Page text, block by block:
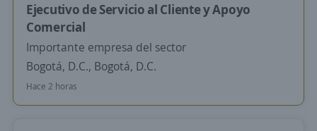
Ejecutivo de Servicio al Cliente y Apoyo
Comercial
Importante empresa del sector
Bogotá, D.C., Bogotá, D.C.
Hace 2 horas